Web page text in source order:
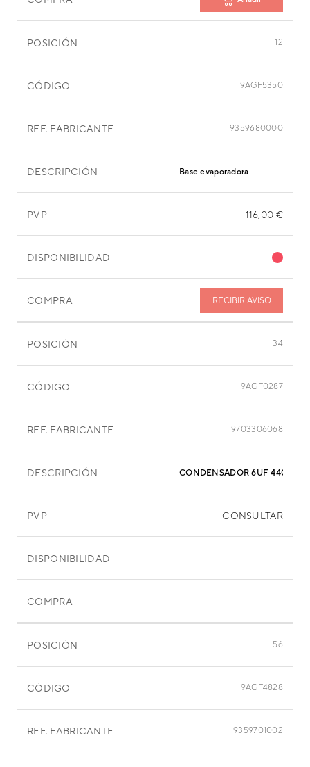
POSICIÓN 12
CÓDIGO 9AGF5350
REF. FABRICANTE 9359680000
DESCRIPCIÓN Base evaporadora
PVP 116,00 €
DISPONIBILIDAD
COMPRA RECIBIR AVISO
POSICIÓN 34
CÓDIGO 9AGF0287
REF. FABRICANTE 9703306068
DESCRIPCIÓN
PVP CONSULTAR
DISPONIBILIDAD
COMPRA
POSICIÓN 56
CÓDIGO 9AGF4828
REF. FABRICANTE 9359701002